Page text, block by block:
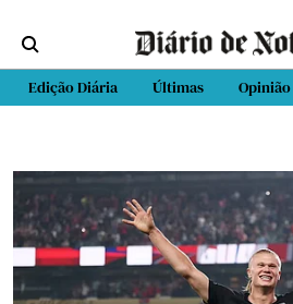
Edição Diária Últimas Opinião